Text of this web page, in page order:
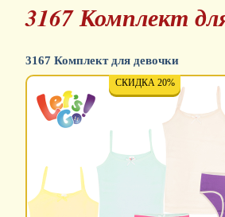
3167 Комплект
3167 Комплект для девочки
СКИДКА 20%